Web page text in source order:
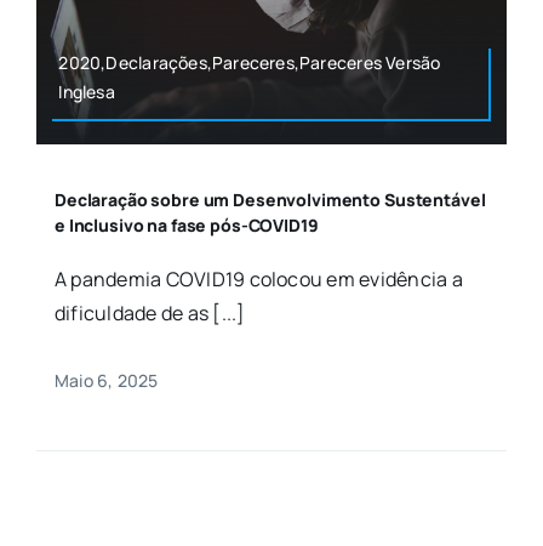
2020,Declarações,Pareceres,Pareceres Versão
Inglesa
Declaração sobre um Desenvolvimento Sustentável
e Inclusivo na fase pós-COVID19
A pandemia COVID19 colocou em evidência a
dificuldade de as [...]
Maio 6, 2025